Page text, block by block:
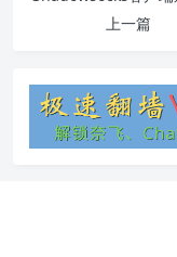
上一篇